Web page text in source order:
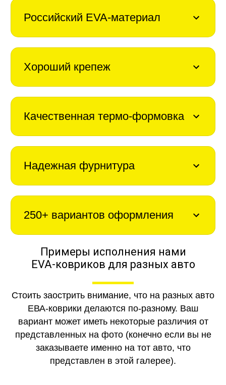
Российский EVA-материал
Хороший крепеж
Качественная термо-формовка
Надежная фурнитура
250+ вариантов оформления
Примеры исполнения нами
EVA-ковриков для разных авто
Стоить заострить внимание, что на разных авто
ЕВА-коврики делаются по-разному. Ваш
вариант может иметь некоторые различия от
представленных на фото (конечно если вы не
заказываете именно на тот авто, что
представлен в этой галерее).